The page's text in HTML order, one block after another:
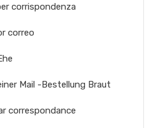
corrispondenza
correo
Mail -Bestellung Braut
correspondance